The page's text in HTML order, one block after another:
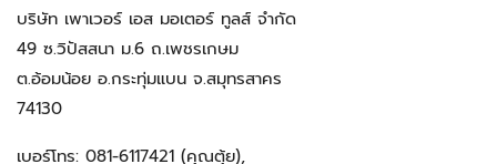
บริษัท เพาเวอร์ เอส มอเตอร์ ทูลส์ จำกัด
49 ซ.วิปัสสนา ม.6 ถ.เพชรเกษม
ต.อ้อมน้อย อ.กระทุ่มแบน จ.สมุทรสาคร
74130
เบอร์โทร: 081-6117421 (คุณตุ้ย),